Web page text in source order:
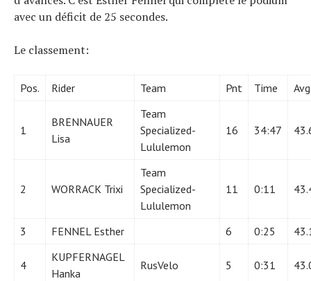
avec un déficit de 25 secondes.
Le classement:
Pos. Rider Team Pnt Time Avg
1
BRENNAUER
Lisa
Team
Specialized-
Lululemon
16 34:47
2 WORRACK Trixi
Team
Specialized-
Lululemon
11 0:11
3 FENNEL Esther 6 0:25
4
KUPFERNAGEL
Hanka
RusVelo 5 0:31
Tous nos articles